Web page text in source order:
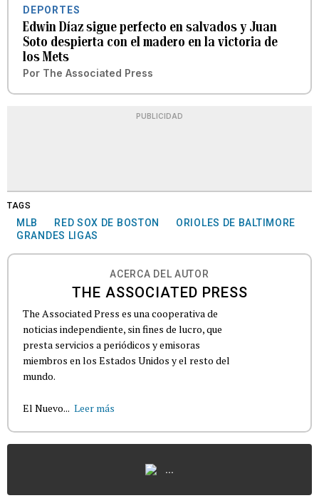
DEPORTES
Edwin Díaz sigue perfecto en salvados y Juan
Soto despierta con el madero en la victoria de
los Mets
Por The Associated Press
PUBLICIDAD
TAGS
MLB RED SOX DE BOSTON
ORIOLES DE BALTIMORE
GRANDES LIGAS
ACERCA DEL AUTOR
THE ASSOCIATED PRESS
The Associated Press es una cooperativa de
noticias independiente, sin fines de lucro, que
presta servicios a periódicos y emisoras
miembros en los Estados Unidos y el resto del
mundo.
El Nuevo... Leer más
...